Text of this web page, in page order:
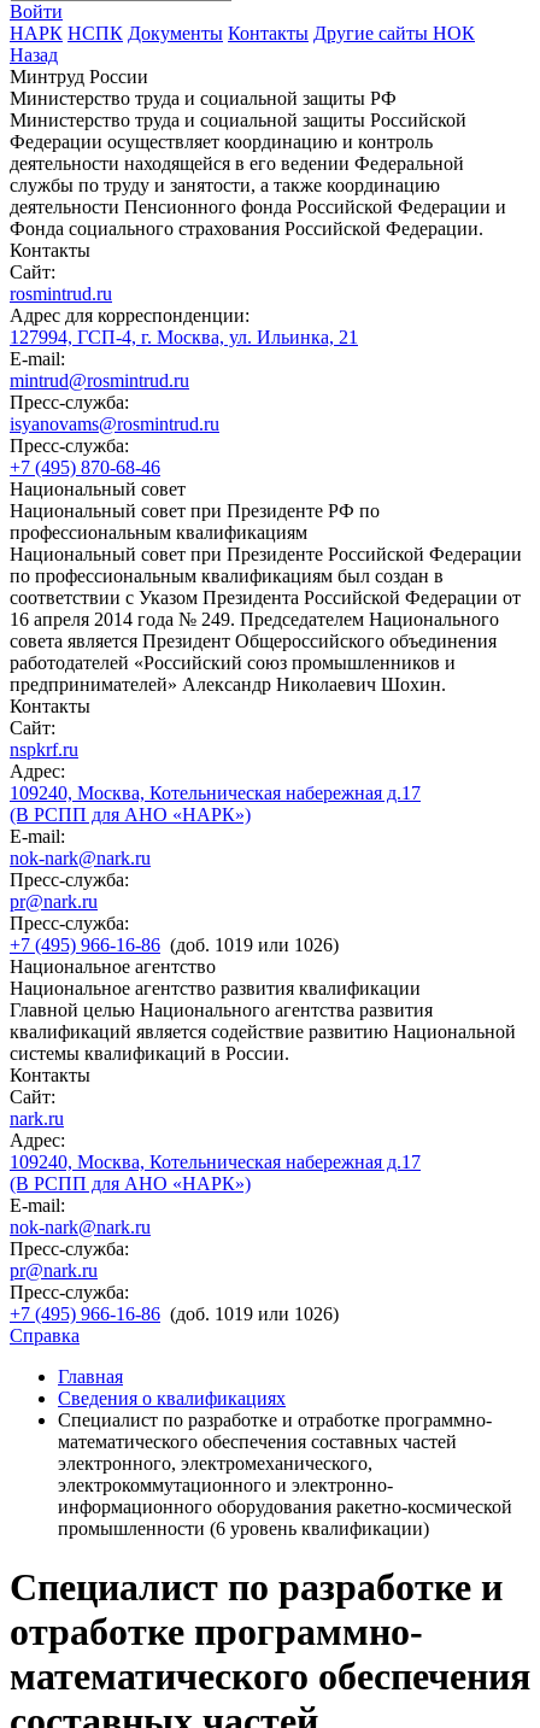
Войти
НАРК НСПК Документы Контакты Другие сайты НОК
Назад
Минтруд России
Министерство труда и социальной защиты РФ
Министерство труда и социальной защиты Российской
Федерации осуществляет координацию и контроль
деятельности находящейся в его ведении Федеральной
службы по труду и занятости, а также координацию
деятельности Пенсионного фонда Российской Федерации и
Фонда социального страхования Российской Федерации.
Контакты
Сайт:
rosmintrud.ru
Адрес для корреспонденции:
127994, ГСП-4, г. Москва, ул. Ильинка, 21
E-mail:
mintrud@rosmintrud.ru
Пресс-служба:
isyanovams@rosmintrud.ru
Пресс-служба:
+7 (495) 870-68-46
Национальный совет
Национальный совет при Президенте РФ по
профессиональным квалификациям
Национальный совет при Президенте Российской Федерации
по профессиональным квалификациям был создан в
соответствии с Указом Президента Российской Федерации от
16 апреля 2014 года № 249. Председателем Национального
совета является Президент Общероссийского объединения
работодателей «Российский союз промышленников и
предпринимателей» Александр Николаевич Шохин.
Контакты
Сайт:
nspkrf.ru
Адрес:
109240, Москва, Котельническая набережная д.17
(В РСПП для АНО «НАРК»)
E-mail:
nok-nark@nark.ru
Пресс-служба:
pr@nark.ru
Пресс-служба:
+7 (495) 966-16-86 (доб. 1019 или 1026)
Национальное агентство
Национальное агентство развития квалификации
Главной целью Национального агентства развития
квалификаций является содействие развитию Национальной
системы квалификаций в России.
Контакты
Сайт:
nark.ru
Адрес:
109240, Москва, Котельническая набережная д.17
(В РСПП для АНО «НАРК»)
E-mail:
nok-nark@nark.ru
Пресс-служба:
pr@nark.ru
Пресс-служба:
+7 (495) 966-16-86 (доб. 1019 или 1026)
Справка
Главная
Сведения о квалификациях
Специалист по разработке и отработке программно-
математического обеспечения составных частей
электронного, электромеханического,
электрокоммутационного и электронно-
информационного оборудования ракетно-космической
промышленности (6 уровень квалификации)
Специалист по разработке и
отработке программно-
математического обеспечения